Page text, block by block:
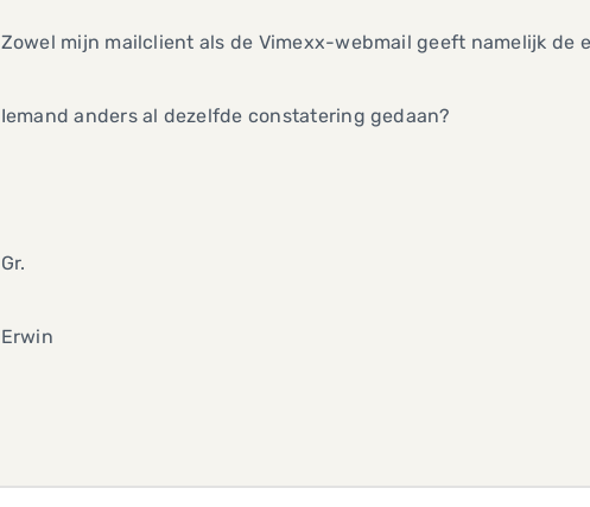
Zowel mijn mailclient als de Vimexx-webmail geeft namelijk de
Iemand anders al dezelfde constatering gedaan?
Gr.
Erwin